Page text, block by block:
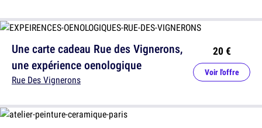
Une carte cadeau Rue des Vignerons,
une expérience oenologique
Rue Des Vignerons
20 €
Voir l'offre